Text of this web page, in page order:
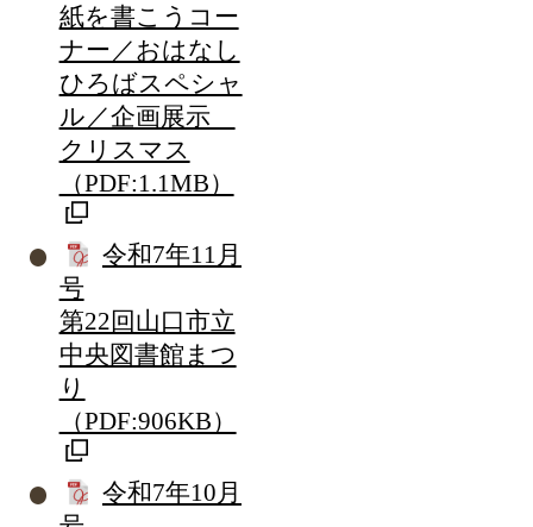
紙を書こうコー
ナー／おはなし
ひろばスペシャ
ル／企画展示
クリスマス
（PDF:1.1MB）
令和7年11月
号
第22回山口市立
中央図書館まつ
り
（PDF:906KB）
令和7年10月